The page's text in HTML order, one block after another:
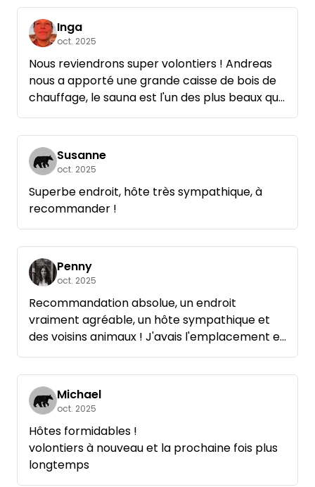
cette période de l'année, car il faisait déjà
assez froid. Cependant, grâce à la possibilité
de s'asseoir près du feu ouvert, nos enfants
une soirée inoubliable dans le magnifique
sauna. Je tiens particulièrement à souligner la
serviabilité et la gentillesse de l'hôte Andreas
- on sent que tout est fait avec le cœur et
pour le confort des visiteurs de ce lieu
merveilleux et féerique, situé dans une petite
forêt et pourtant à cinq minutes à vélo des
commerces. Je recommande vivement cet
endroit !
Inga
oct. 2025
Nous reviendrons super volontiers ! Andreas
nous a apporté une grande caisse de bois de
chauffage, le sauna est l'un des plus beaux que
nous ayons eu jusqu'à présent, et la salle de
bain est également chic. Les extras valaient
absolument la peine ! Merci !
Susanne
oct. 2025
Superbe endroit, hôte très sympathique, à
recommander !
Penny
oct. 2025
Recommandation absolue, un endroit
vraiment agréable, un hôte sympathique et
des voisins animaux ! J'avais l'emplacement et
le sauna pour moi tout seul, un rêve pour les
voyageurs :)
Michael
oct. 2025
Hôtes formidables !
volontiers à nouveau et la prochaine fois plus
longtemps